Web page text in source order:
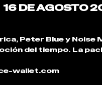
16 DE AGOSTO
Peter Blue y Noise
del tiempo. La
wallet.com